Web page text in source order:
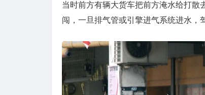
当时前方有辆大货车把前方淹水给打散
闯，一旦排气管或引擎进气系统进水，